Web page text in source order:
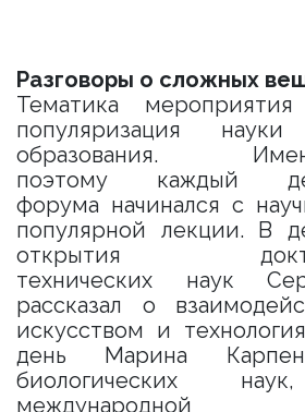
Разговоры о сложных
Тематика
популяризация
образования.
поэтому каждый
форума начинался с
популярной лекции. В
открытия
технических наук
рассказал о
искусством и
день Марина
биологических
международной